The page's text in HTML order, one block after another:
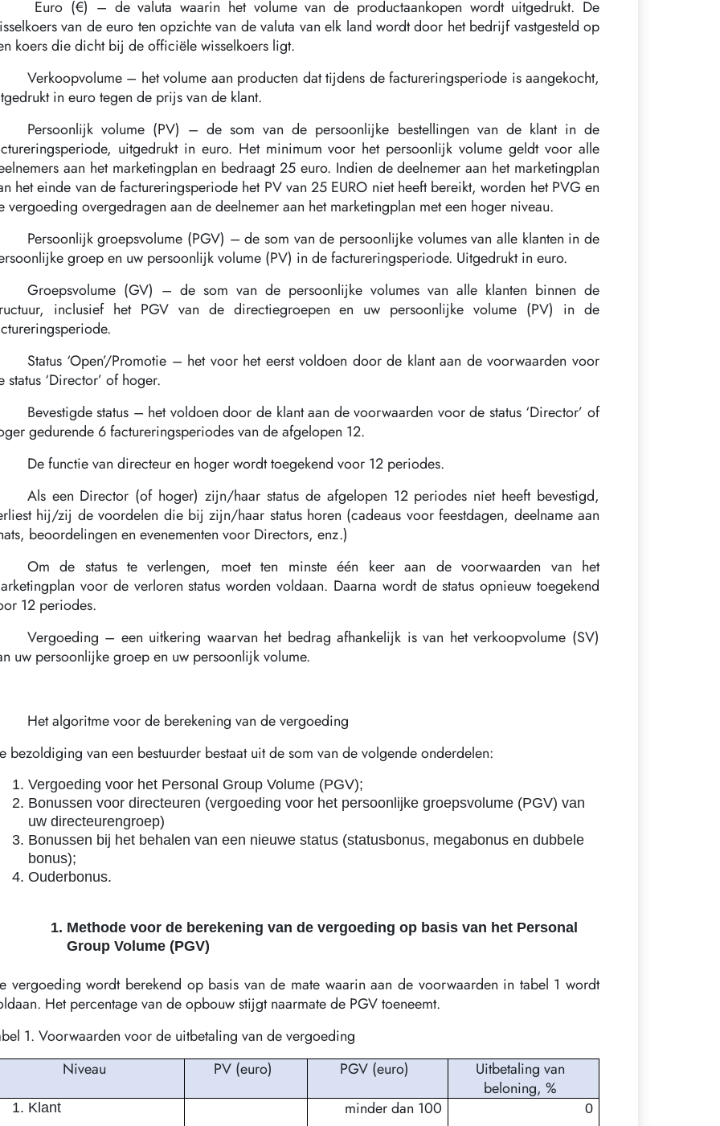
Euro (€) – de valuta waarin het volume van de productaankopen wordt uitgedrukt. De
van de euro ten opzichte van de valuta van elk land wordt door het bedrijf vastgesteld op
koers die dicht bij de officiële wisselkoers ligt.
Verkoopvolume – het volume aan producten dat tijdens de factureringsperiode is aangekocht,
in euro tegen de prijs van de klant.
Persoonlijk volume (PV) – de som van de persoonlijke bestellingen van de klant in de
uitgedrukt in euro. Het minimum voor het persoonlijk volume geldt voor alle
aan het marketingplan en bedraagt 25 euro. Indien de deelnemer aan het marketingplan
het einde van de factureringsperiode het PV van 25 EURO niet heeft bereikt, worden het PVG en
vergoeding overgedragen aan de deelnemer aan het marketingplan met een hoger niveau.
Persoonlijk groepsvolume (PGV) – de som van de persoonlijke volumes van alle klanten in de
groep en uw persoonlijk volume (PV) in de factureringsperiode. Uitgedrukt in euro.
Groepsvolume (GV) – de som van de persoonlijke volumes van alle klanten binnen de
inclusief het PGV van de directiegroepen en uw persoonlijke volume (PV) in de
Status ‘Open’/Promotie – het voor het eerst voldoen door de klant aan de voorwaarden voor
status ‘Director’ of hoger.
Bevestigde status – het voldoen door de klant aan de voorwaarden voor de status ‘Director’ of
gedurende 6 factureringsperiodes van de afgelopen 12.
De functie van directeur en hoger wordt toegekend voor 12 periodes.
Als een Director (of hoger) zijn/haar status de afgelopen 12 periodes niet heeft bevestigd,
hij/zij de voordelen die bij zijn/haar status horen (cadeaus voor feestdagen, deelname aan
beoordelingen en evenementen voor Directors, enz.)
Om de status te verlengen, moet ten minste één keer aan de voorwaarden van het
voor de verloren status worden voldaan. Daarna wordt de status opnieuw toegekend
12 periodes.
Vergoeding – een uitkering waarvan het bedrag afhankelijk is van het verkoopvolume (SV)
uw persoonlijke groep en uw persoonlijk volume.
Het algoritme voor de berekening van de vergoeding
bezoldiging van een bestuurder bestaat uit de som van de volgende onderdelen:
Vergoeding voor het Personal Group Volume (PGV);
Bonussen voor directeuren (vergoeding voor het persoonlijke groepsvolume (PGV) van
uw directeurengroep)
Bonussen bij het behalen van een nieuwe status (statusbonus, megabonus en dubbele
bonus);
Ouderbonus.
Methode voor de berekening van de vergoeding op basis van het Personal
Group Volume (PGV)
vergoeding wordt berekend op basis van de mate waarin aan de voorwaarden in tabel 1 wordt
Het percentage van de opbouw stijgt naarmate de PGV toeneemt.
1. Voorwaarden voor de uitbetaling van de vergoeding
Niveau
PV (euro) PGV (euro)
Uitbetaling van
beloning, %
Klant minder dan 100 0